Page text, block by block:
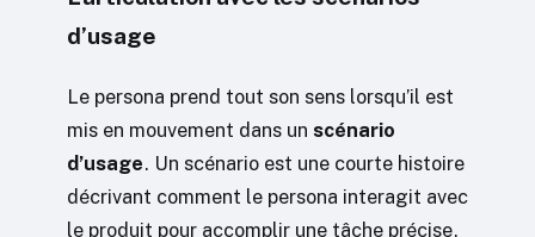
d’usage
Le persona prend tout son sens lorsqu’il est
mis en mouvement dans un scénario
d’usage. Un scénario est une courte histoire
décrivant comment le persona interagit avec
le produit pour accomplir une tâche précise.